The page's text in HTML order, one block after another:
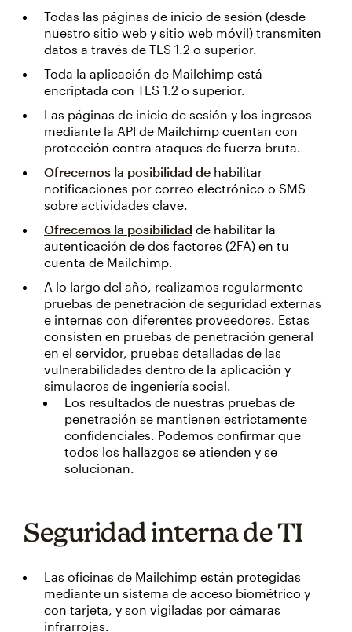
Todas las páginas de inicio de sesión (desde
nuestro sitio web y sitio web móvil) transmiten
datos a través de TLS 1.2 o superior.
Toda la aplicación de Mailchimp está
encriptada con TLS 1.2 o superior.
Las páginas de inicio de sesión y los ingresos
mediante la API de Mailchimp cuentan con
protección contra ataques de fuerza bruta.
Ofrecemos la posibilidad de habilitar
notificaciones por correo electrónico o SMS
sobre actividades clave.
Ofrecemos la posibilidad de habilitar la
autenticación de dos factores (2FA) en tu
cuenta de Mailchimp.
A lo largo del año, realizamos regularmente
pruebas de penetración de seguridad externas
e internas con diferentes proveedores. Estas
consisten en pruebas de penetración general
en el servidor, pruebas detalladas de las
vulnerabilidades dentro de la aplicación y
simulacros de ingeniería social.
Los resultados de nuestras pruebas de
penetración se mantienen estrictamente
confidenciales. Podemos confirmar que
todos los hallazgos se atienden y se
solucionan.
Seguridad interna de TI
Las oficinas de Mailchimp están protegidas
mediante un sistema de acceso biométrico y
con tarjeta, y son vigiladas por cámaras
infrarrojas.